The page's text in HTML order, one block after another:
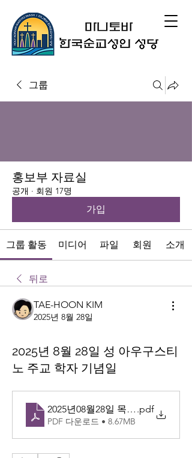
그룹
홍보부 자료실
공개 · 회원 17명
가입
그룹 활동 미디어 파일 회원 소개
뒤로
TAE-HOON KIM
2025년 8월 28일
2025년 8월 28일 성 아우구스티
노 주교 학자 기념일
2025년08월28일 목 성 아우구스
.pdf
PDF 다운로드 • 8.67MB